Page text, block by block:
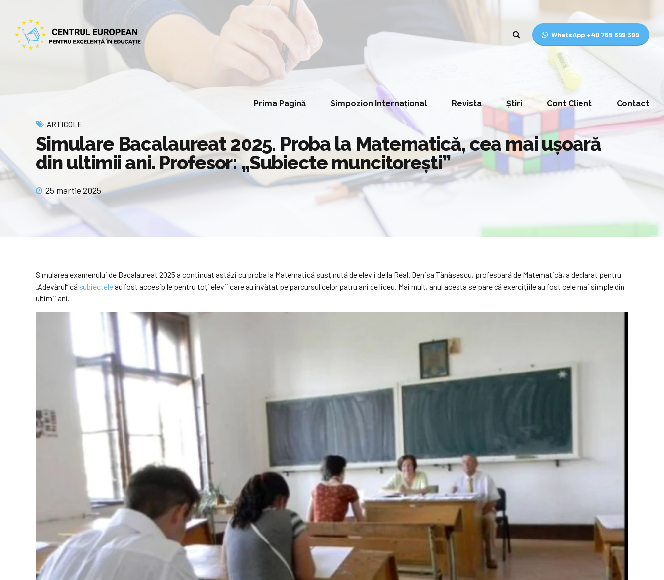
WhatsApp +40 765 699 399
Prima Pagină Simpozion Internațional Revista Știri Cont Client Contact
ARTICOLE
Simulare Bacalaureat 2025. Proba la Matematică, cea mai ușoară
din ultimii ani. Profesor: „Subiecte muncitorești”
25 martie 2025
Simularea examenului de Bacalaureat 2025 a continuat astăzi cu proba la Matematică susținută de elevii de la Real. Denisa Tănăsescu, profesoară de Matematică, a declarat pentru
„Adevărul” că subiecteleau fost accesibile pentru toți elevii care au învățat pe parcursul celor patru ani de liceu. Mai mult, anul acesta se pare că exercițiile au fost cele mai simple din
ultimii ani.